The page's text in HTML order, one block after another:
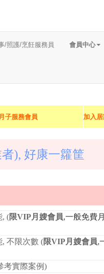
/照護/烹飪服務員 會員中心
子服務會員 加入
), 好康一籮筐
, (限VIP月嫂會員,一般免費
不限次數 (限VIP月嫂會員,
考實際案例)